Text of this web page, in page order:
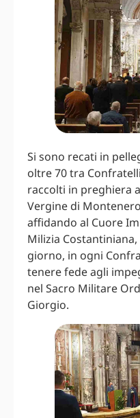
Si sono recati in
oltre 70 tra
raccolti in preghiera
Vergine di
affidando al Cuore
Milizia
giorno, in ogni
tenere fede agli
nel Sacro Militare
Giorgio.